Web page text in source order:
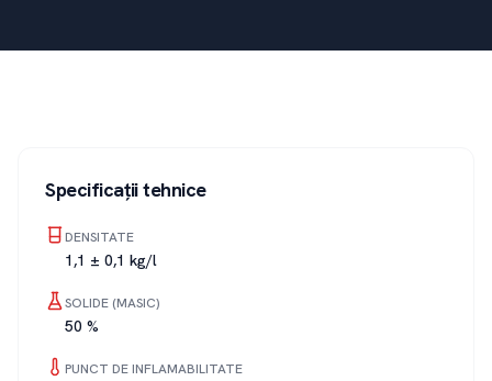
Specificații tehnice
DENSITATE
1,1 ± 0,1 kg/l
SOLIDE (MASIC)
50 %
PUNCT DE INFLAMABILITATE